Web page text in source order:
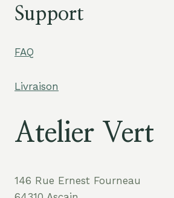
Support
FAQ
Livraison
Atelier Vert
146 Rue Ernest Fourneau